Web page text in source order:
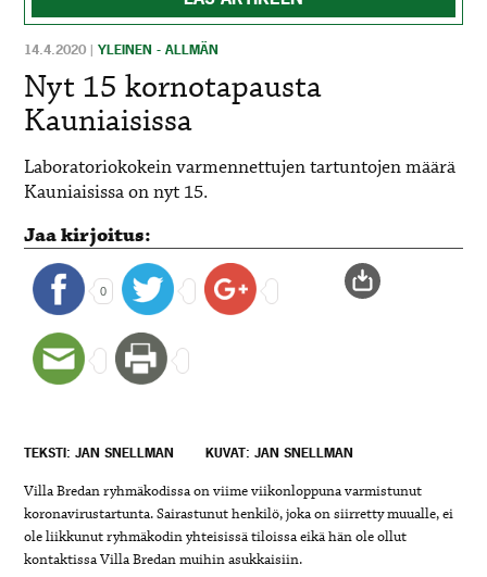
14.4.2020 |YLEINEN - ALLMÄN
Nyt 15 kornotapausta
Kauniaisissa
Laboratoriokokein varmennettujen tartuntojen määrä
Kauniaisissa on nyt 15.
Jaa kirjoitus:
0
TEKSTI: JAN SNELLMAN KUVAT: JAN SNELLMAN
Villa Bredan ryhmäkodissa on viime viikonloppuna varmistunut
koronavirustartunta. Sairastunut henkilö, joka on siirretty muualle, ei
ole liikkunut ryhmäkodin yhteisissä tiloissa eikä hän ole ollut
kontaktissa Villa Bredan muihin asukkaisiin.